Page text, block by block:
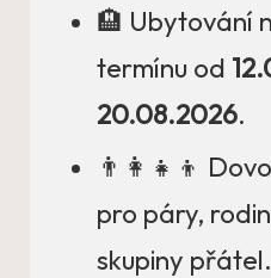
🏨 Ubytování
termínu od
20.08.2026.
👨‍👩‍👧‍👦
pro páry,
skupiny